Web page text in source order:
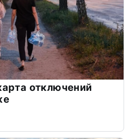
отключений